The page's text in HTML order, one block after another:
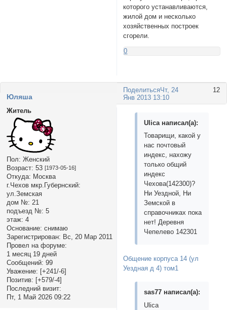
которого устанавливаются,
жилой дом и несколько
хозяйственных построек
сгорели.
0
Поделиться 12
Чт, 24
Янв 2013 13:10
Юляша
Житель
Пол: Женский
Возраст: 53 [1973-05-16]
Откуда: Москва
г.Чехов мкр.Губернский:
ул.Земская
дом №: 21
подъезд №: 5
этаж: 4
Основание: снимаю
Зарегистрирован: Вс, 20 Мар 2011
Провел на форуме:
1 месяц 19 дней
Сообщений: 99
Уважение: [+241/-6]
Позитив: [+579/-4]
Последний визит:
Пт, 1 Май 2026 09:22
Ulica написал(а):
Товарищи, какой у
нас почтовый
индекс, нахожу
только общий
индекс
Чехова(142300)?
Ни Уездной, Ни
Земской в
справочниках пока
нет! Деревня
Чепелево 142301
Общение корпуса 14 (ул
Уездная д 4) том1
sas77 написал(а):
Ulica